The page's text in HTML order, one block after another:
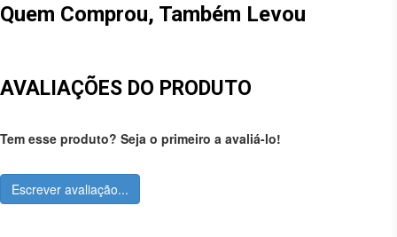
Quem Comprou, Também Levou
AVALIAÇÕES DO PRODUTO
Tem esse produto? Seja o primeiro a avaliá-lo!
Escrever avaliação...